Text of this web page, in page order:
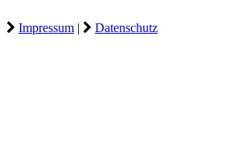
Impressum | Datenschutz